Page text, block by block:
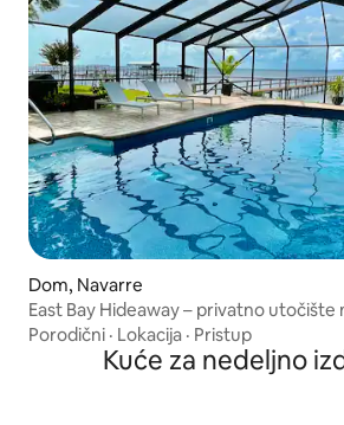
Dom, Navarre
East Bay Hideaway – privatno utočište
Porodični · Lokacija · Pristup
Kuće za nedeljno